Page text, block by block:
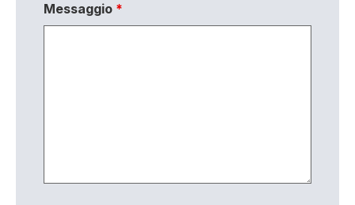
Messaggio *